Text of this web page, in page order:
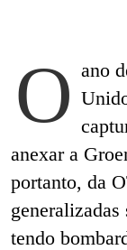
O ano
anexar a
portanto, da
tendo